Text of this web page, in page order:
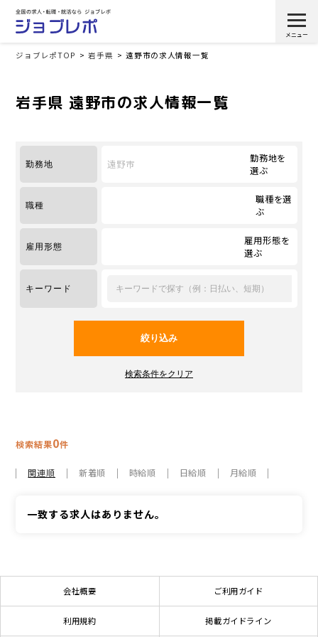
ジョブレポTOP 岩手県 遠野市の求人情報一覧
岩手県 遠野市の求人情報一覧
勤務地 遠野市
勤務地を
選ぶ
職種
職種を選
ぶ
雇用形態
雇用形態を
選ぶ
キーワード
検索結果0件
関連順 新着順 時給順 日給順 月給順
一致する求人はありません。
会社概要 ご利用ガイド
利用規約 掲載ガイドライン